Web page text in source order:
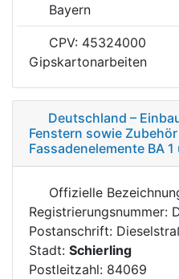
Bayern
CPV: 45324000
Gipskartonarbeiten
Deutschland –
Fenstern sowie
Fassadenelemente BA 1
Offizielle
Registrierungsnummer:
Postanschrift:
Stadt: Schierling
Postleitzahl: 84069